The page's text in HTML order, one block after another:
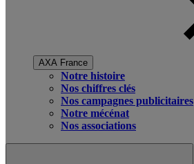
AXA France
Notre histoire
Nos chiffres clés
Nos campagnes publicitaires
Notre mécénat
Nos associations